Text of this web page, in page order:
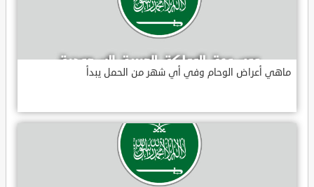
ماهي أعراض الوحام وفي أي شهر من الحمل يبدأ